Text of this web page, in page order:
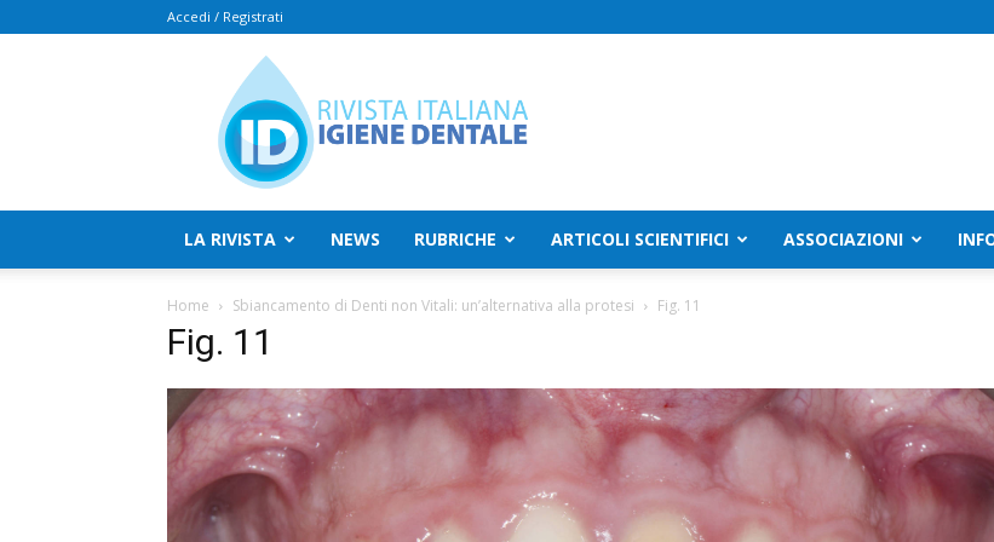
Accedi / Registrati
Rivista
Italiana
Igiene
Dentale
LA RIVISTA NEWS RUBRICHE ARTICOLI SCIENTIFICI ASSOCIAZIONI
Home Sbiancamento di Denti non Vitali: un’alternativa alla protesi Fig. 11
Fig. 11